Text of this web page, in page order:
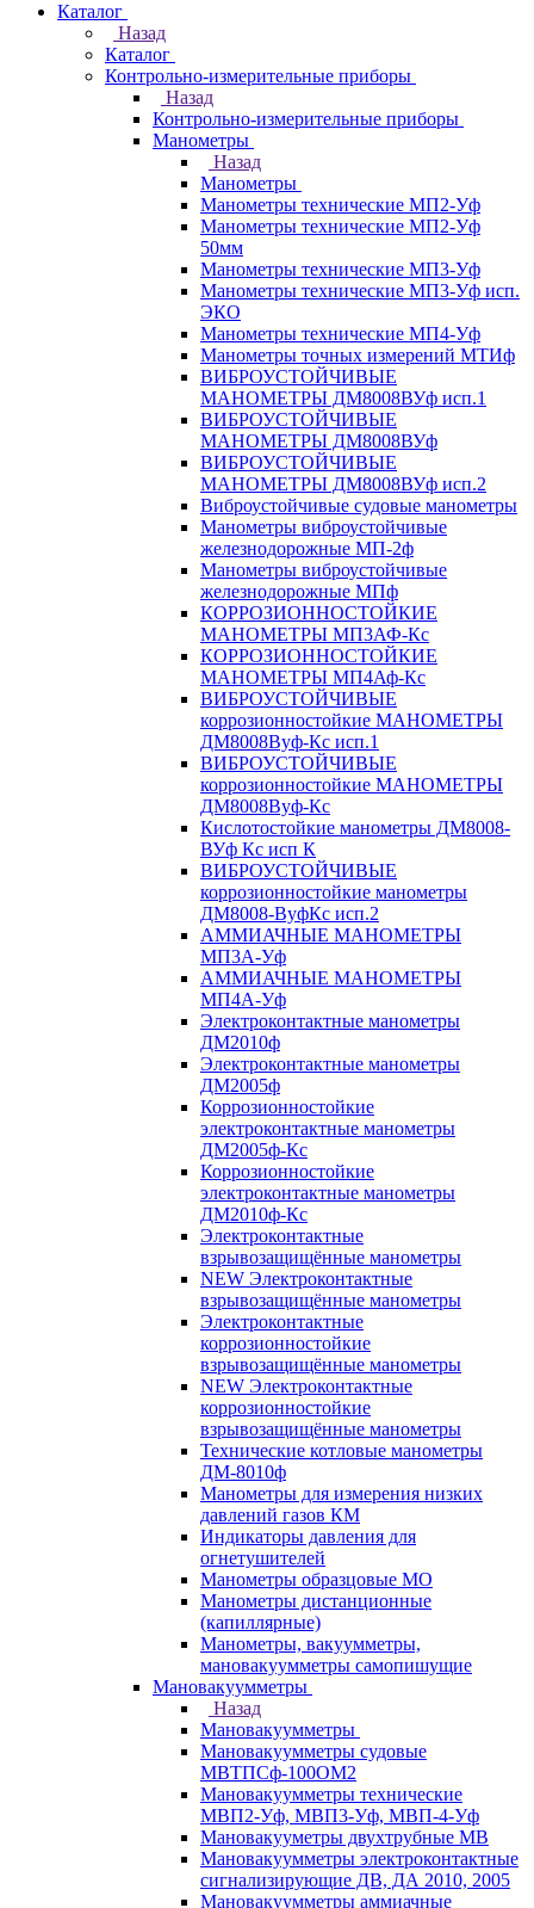
Каталог
Назад
Каталог
Контрольно-измерительные приборы
Назад
Контрольно-измерительные приборы
Манометры
Назад
Манометры
Манометры технические МП2-Уф
Манометры технические МП2-Уф
50мм
Манометры технические МП3-Уф
Манометры технические МП3-Уф исп.
ЭКО
Манометры технические МП4-Уф
Манометры точных измерений МТИф
ВИБРОУСТОЙЧИВЫЕ
МАНОМЕТРЫ ДМ8008ВУф исп.1
ВИБРОУСТОЙЧИВЫЕ
МАНОМЕТРЫ ДМ8008ВУф
ВИБРОУСТОЙЧИВЫЕ
МАНОМЕТРЫ ДМ8008ВУф исп.2
Виброустойчивые судовые манометры
Манометры виброустойчивые
железнодорожные МП-2ф
Манометры виброустойчивые
железнодорожные МПф
КОРРОЗИОННОСТОЙКИЕ
МАНОМЕТРЫ МП3АФ-Кс
КОРРОЗИОННОСТОЙКИЕ
МАНОМЕТРЫ МП4Аф-Кс
ВИБРОУСТОЙЧИВЫЕ
коррозионностойкие МАНОМЕТРЫ
ДМ8008Вуф-Кс исп.1
ВИБРОУСТОЙЧИВЫЕ
коррозионностойкие МАНОМЕТРЫ
ДМ8008Вуф-Кс
Кислотостойкие манометры ДМ8008-
ВУф Кс исп К
ВИБРОУСТОЙЧИВЫЕ
коррозионностойкие манометры
ДМ8008-ВуфКс исп.2
АММИАЧНЫЕ МАНОМЕТРЫ
МП3А-Уф
АММИАЧНЫЕ МАНОМЕТРЫ
МП4А-Уф
Электроконтактные манометры
ДМ2010ф
Электроконтактные манометры
ДМ2005ф
Коррозионностойкие
электроконтактные манометры
ДМ2005ф-Кс
Коррозионностойкие
электроконтактные манометры
ДМ2010ф-Кс
Электроконтактные
взрывозащищённые манометры
NEW Электроконтактные
взрывозащищённые манометры
Электроконтактные
коррозионностойкие
взрывозащищённые манометры
NEW Электроконтактные
коррозионностойкие
взрывозащищённые манометры
Технические котловые манометры
ДМ-8010ф
Манометры для измерения низких
давлений газов КМ
Индикаторы давления для
огнетушителей
Манометры образцовые МО
Манометры дистанционные
(капиллярные)
Манометры, вакуумметры,
мановакуумметры самопишущие
Мановакуумметры
Назад
Мановакуумметры
Мановакуумметры судовые
МВТПСф-100ОМ2
Мановакуумметры технические
МВП2-Уф, МВП3-Уф, МВП-4-Уф
Мановакууметры двухтрубные МВ
Мановакуумметры электроконтактные
сигнализирующие ДВ, ДА 2010, 2005
Мановакуумметры аммиачные